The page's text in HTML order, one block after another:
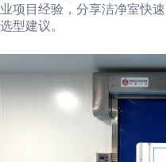
业项目经验，分享洁净室快
选型建议。